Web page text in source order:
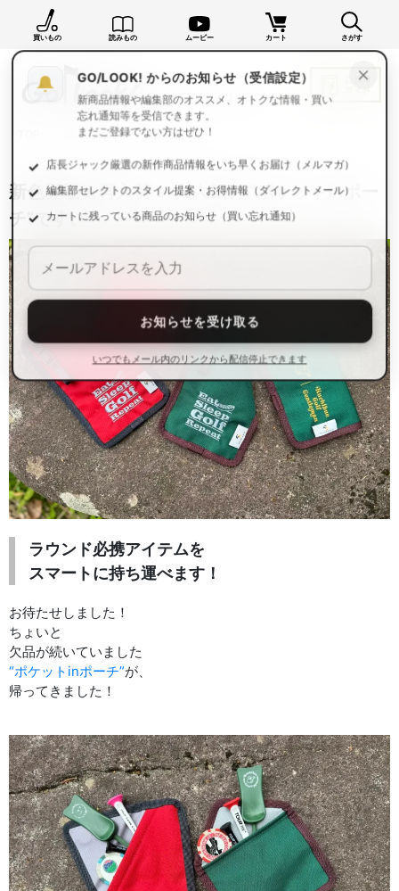
買いもの 読みもの ムービー カート さがす
読みもの一覧 読みもの
新色登場＆再入荷！ 大人気の “ポケットinポー
チ”です。
ラウンド必携アイテムを
スマートに持ち運べます！
お待たせしました！
ちょいと
欠品が続いていました
“ポケットinポーチ”が、
帰ってきました！
×
GO/LOOK! からのお知らせ（受信設定）
新商品情報や編集部のオススメ、オトクな情報・買い
忘れ通知等を受信できます。
まだご登録でない方はぜひ！
店長ジャック厳選の新作商品情報をいち早くお届け（メルマガ）
編集部セレクトのスタイル提案・お得情報（ダイレクトメール）
カートに残っている商品のお知らせ（買い忘れ通知）
お知らせを受け取る
いつでもメール内のリンクから配信停止できます